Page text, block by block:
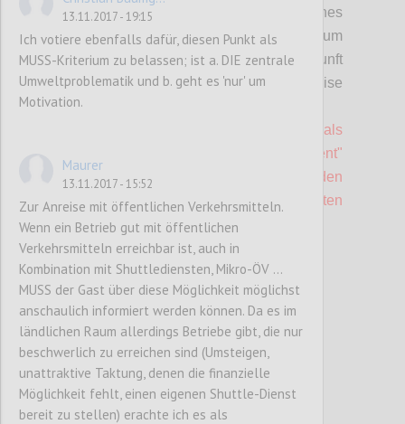
Der Betrieb stellt kostenlos frisches
Leitungswasser zu den Mahlzeiten, zum
Kaffee etc. bereit. Auf die Qualität/Herkunft
des Trinkwassers wird in geeigneter Weise
zusätzlich hingewiesen.
Bei Veranstaltungen, die nach UZ 62 als
"Green Meeting" oder "Green Event"
zertifiziert sind, muss Leitungswasser den
TeilnehmerInnenkostenfrei angeboten
werden.
13.11.2017 - 19:15
Ich votiere ebenfalls dafür, diesen Punkt als
MUSS-Kriterium zu belassen; ist a. DIE zentrale
Umweltproblematik und b. geht es 'nur' um
Motivation.
Maurer
13.11.2017 - 15:52
Zur Anreise mit öffentlichen Verkehrsmitteln.
Wenn ein Betrieb gut mit öffentlichen
Verkehrsmitteln erreichbar ist, auch in
Kombination mit Shuttlediensten, Mikro-ÖV ...
MUSS der Gast über diese Möglichkeit möglichst
anschaulich informiert werden können. Da es im
ländlichen Raum allerdings Betriebe gibt, die nur
beschwerlich zu erreichen sind (Umsteigen,
unattraktive Taktung, denen die finanzielle
Möglichkeit fehlt, einen eigenen Shuttle-Dienst
bereit zu stellen) erachte ich es als